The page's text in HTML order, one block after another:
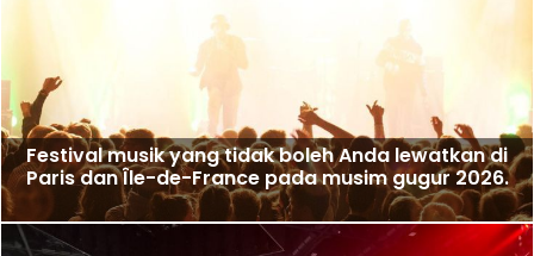
Festival musik yang tidak boleh Anda lewatkan di
Paris dan Île-de-France pada musim gugur 2026.